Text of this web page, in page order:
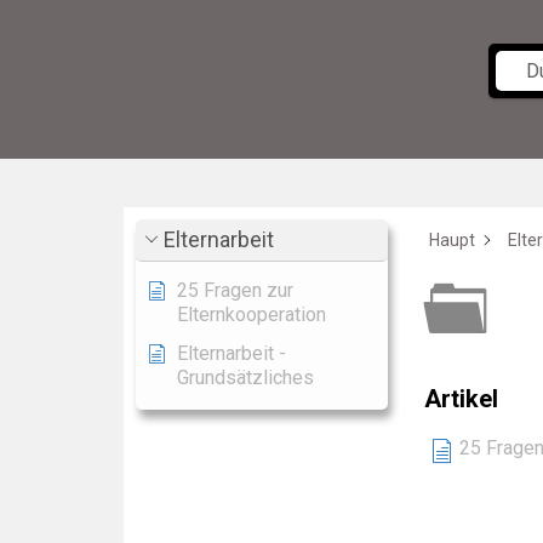
Elternarbeit
25 Fragen zur
Elternkooperation
Elternarbeit -
Grundsätzliches
Haupt
Artikel
25